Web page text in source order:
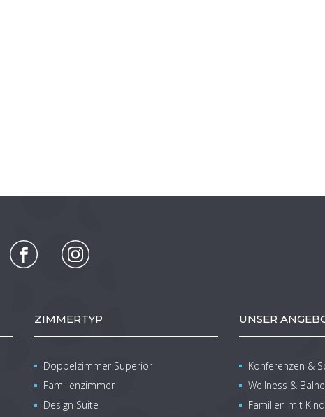
ZIMMERTYP
Doppelzimmer Superior
Familienzimmer
Design Suite
UNSER
Konferenzen &
Wellness &
Familien mit